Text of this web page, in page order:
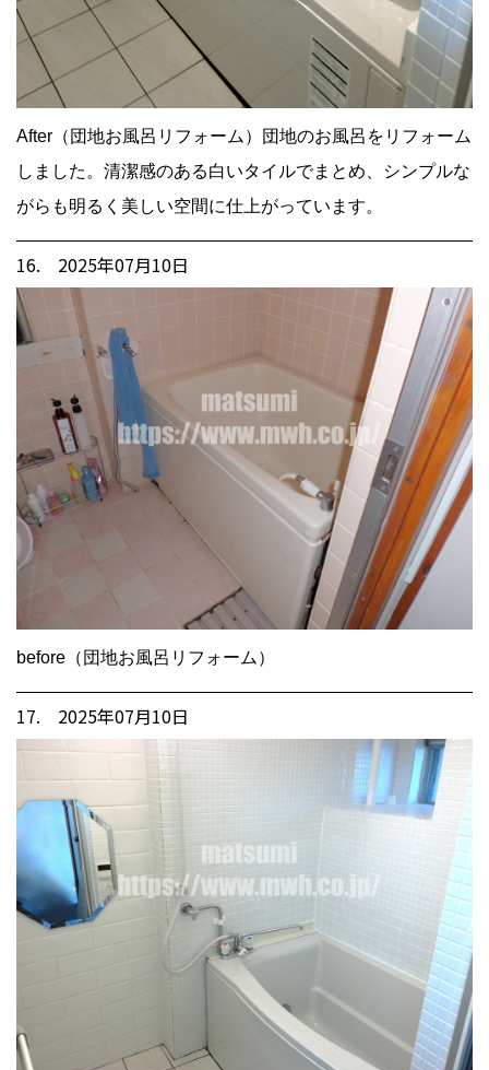
After（団地お風呂リフォーム）団地のお風呂をリフォーム
しました。清潔感のある白いタイルでまとめ、シンプルな
がらも明るく美しい空間に仕上がっています。
16. 2025年07月10日
before（団地お風呂リフォーム）
17. 2025年07月10日